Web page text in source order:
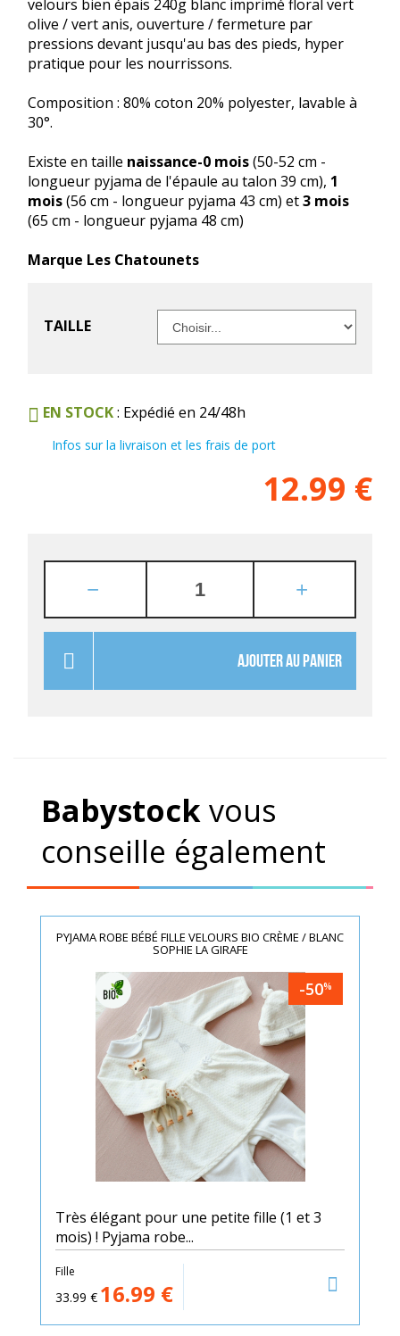
velours bien épais 240g blanc imprimé floral vert
olive / vert anis, ouverture / fermeture par
pressions devant jusqu'au bas des pieds, hyper
pratique pour les nourrissons.
Composition : 80% coton 20% polyester, lavable à
30°.
Existe en taille naissance-0 mois(50-52 cm -
longueur pyjama de l'épaule au talon 39 cm), 1
mois(56 cm - longueur pyjama 43 cm) et3 mois
(65 cm - longueur pyjama 48 cm)
Marque Les Chatounets
TAILLE
EN STOCK: Expédié en 24/48h
Infos sur la livraison et les frais de port
12.99 €
AJOUTER AU PANIER
Babystockvous
conseille également
PYJAMA ROBE BÉBÉ FILLE VELOURS BIO CRÈME / BLANC
SOPHIE LA GIRAFE
-50%
Très élégant pour une petite fille (1 et 3
mois) ! Pyjama robe...
Fille
33.99 € 16.99 €